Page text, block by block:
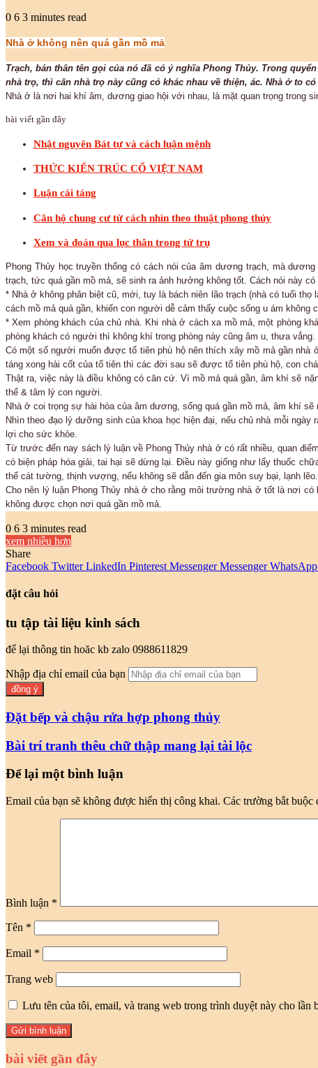
0 6 3 minutes read
Nhà ở không nên quá gần mồ mả
Trạch, bản thân tên gọi của nó đã có ý nghĩa Phong Thủy. Trong
nhà trọ, thì căn nhà trọ này cũng có khác nhau về thiện, ác. Nhà ở to
Nhà ở là nơi hai khí âm, dương giao hội với nhau, là mặt quan trọng trong
bài viết gần đây
Nhật nguyên Bát tự và cách luận mệnh
THỨC KIẾN TRÚC CỔ VIỆT NAM
Luận cải táng
Căn hộ chung cư từ cách nhìn theo thuật phong thủy
Xem và đoán qua lục thân trong tứ trụ
Phong Thủy học truyền thống có cách nói của âm dương trạch, mà
trạch, tức quá gần mồ mả, sẽ sinh ra ảnh hưởng không tốt. Cách nói này
* Nhà ở không phân biệt cũ, mới, tuy là bách niên lão trạch (nhà có tuổi
cách mồ mả quá gần, khiến con người dễ cảm thấy cuộc sống u ám
* Xem phòng khách của chủ nhà. Khi nhà ở cách xa mồ mả, một phòng
phòng khách có người thì không khí trong phòng này cũng âm u, thưa vắng.
Có một số người muốn được tổ tiên phù hộ nên thích xây mồ mả gần
táng xong hài cốt của tổ tiên thì các đời sau sẽ được tổ tiên phù hộ, con
Thật ra, việc này là điều không có căn cứ. Vì mồ mả quá gần, âm khí sẽ
thể & tâm lý con người.
Nhà ở coi trọng sự hài hòa của âm dương, sống quá gần mồ mả, âm khí
Nhìn theo đạo lý dưỡng sinh của khoa học hiện đại, nếu chủ nhà mỗi
lợi cho sức khỏe.
Từ trước đến nay sách lý luận về Phong Thủy nhà ở có rất nhiều, quan
có biện pháp hóa giải, tai hại sẽ dừng lại. Điều này giống như lấy thuốc
thể cát tường, thịnh vượng, nếu không sẽ dẫn đến gia môn suy bại, lạnh lẽo.
Cho nên lý luận Phong Thủy nhà ở cho rằng môi trường nhà ở tốt là nơi
không được chọn nơi quá gần mồ mả.
0 6 3 minutes read
xem nhiều hơn
Share
Facebook Twitter LinkedIn Pinterest Messenger Messenger WhatsApp
đặt câu hỏi
tu tập tài liệu kinh sách
để lại thông tin hoăc kb zalo 0988611829
Nhập địa chỉ email của bạn
Đặt bếp và chậu rửa hợp phong thủy
Bài trí tranh thêu chữ thập mang lại tài lộc
Để lại một bình luận
Email của bạn sẽ không được hiển thị công khai. Các trường bắt buộc
Bình luận *
Tên *
Email *
Trang web
Lưu tên của tôi, email, và trang web trong trình duyệt này cho lần
bài viết gần đây